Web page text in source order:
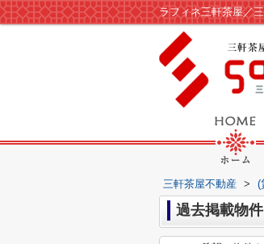
ラフィネ三軒茶屋／
三軒茶屋不動産 > (
過去掲載物